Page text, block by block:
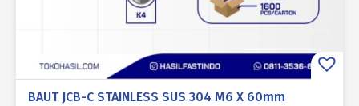
BAUT JCB-C STAINLESS SUS 304 M6 X 60mm